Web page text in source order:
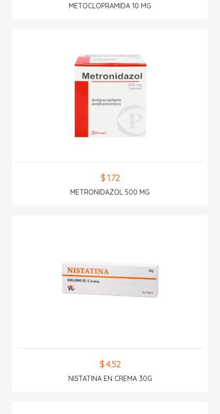
METOCLOPRAMIDA 10 MG
$ 1.72
METRONIDAZOL 500 MG
$ 4.52
NISTATINA EN CREMA 30G